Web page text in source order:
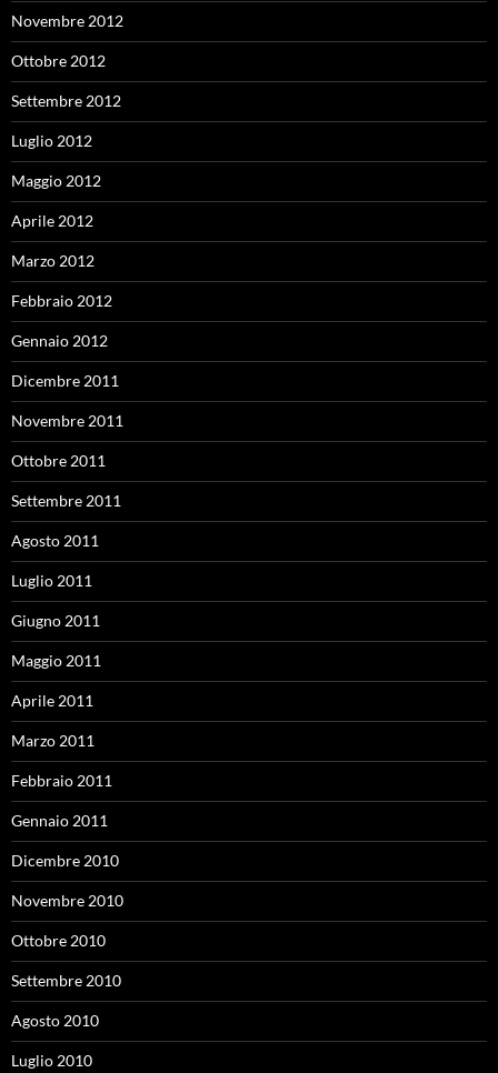
Novembre 2012
Ottobre 2012
Settembre 2012
Luglio 2012
Maggio 2012
Aprile 2012
Marzo 2012
Febbraio 2012
Gennaio 2012
Dicembre 2011
Novembre 2011
Ottobre 2011
Settembre 2011
Agosto 2011
Luglio 2011
Giugno 2011
Maggio 2011
Aprile 2011
Marzo 2011
Febbraio 2011
Gennaio 2011
Dicembre 2010
Novembre 2010
Ottobre 2010
Settembre 2010
Agosto 2010
Luglio 2010